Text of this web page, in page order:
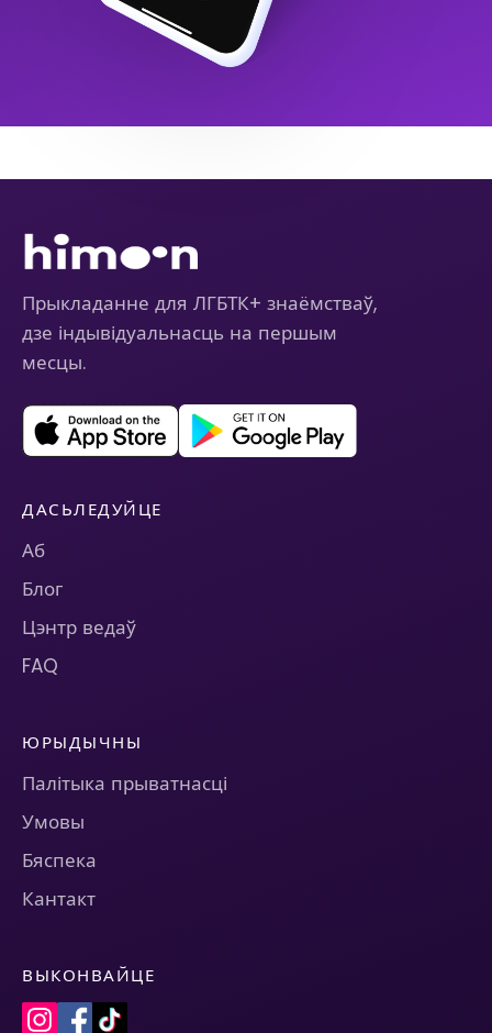
Прыкладанне для ЛГБТК+ знаёмстваў,
дзе індывідуальнасць на першым
месцы.
ДАСЬЛЕДУЙЦЕ
Аб
Блог
Цэнтр ведаў
FAQ
ЮРЫДЫЧНЫ
Палітыка прыватнасці
Умовы
Бяспека
Кантакт
ВЫКОНВАЙЦЕ